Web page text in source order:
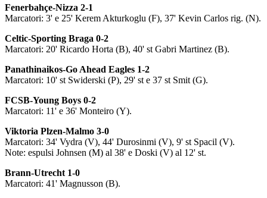
Fenerbahçe-Nizza 2-1
Marcatori: 3' e 25' Kerem Akturkoglu (F), 37' Kevin Carlos rig. (N).
Celtic-Sporting Braga 0-2
Marcatori: 20' Ricardo Horta (B), 40' st Gabri Martinez (B).
Panathinaikos-Go Ahead Eagles 1-2
Marcatori: 10' st Swiderski (P), 29' st e 37 st Smit (G).
FCSB-Young Boys 0-2
Marcatori: 11' e 36' Monteiro (Y).
Viktoria Plzen-Malmo 3-0
Marcatori: 34' Vydra (V), 44' Durosinmi (V), 9' st Spacil (V).
Note: espulsi Johnsen (M) al 38' e Doski (V) al 12' st.
Brann-Utrecht 1-0
Marcatori: 41' Magnusson (B).